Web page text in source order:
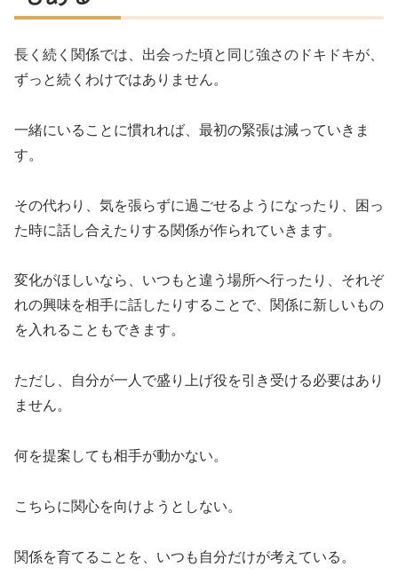
長く続く関係では、出会った頃と同じ強さのドキドキが、
ずっと続くわけではありません。
一緒にいることに慣れれば、最初の緊張は減っていきま
す。
その代わり、気を張らずに過ごせるようになったり、困っ
た時に話し合えたりする関係が作られていきます。
変化がほしいなら、いつもと違う場所へ行ったり、それぞ
れの興味を相手に話したりすることで、関係に新しいもの
を入れることもできます。
ただし、自分が一人で盛り上げ役を引き受ける必要はあり
ません。
何を提案しても相手が動かない。
こちらに関心を向けようとしない。
関係を育てることを、いつも自分だけが考えている。